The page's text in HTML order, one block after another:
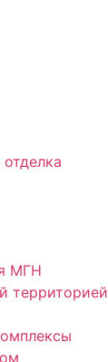
МГН
территорией